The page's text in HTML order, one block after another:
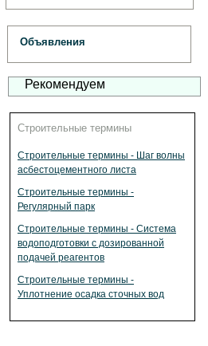
Объявления
Рекомендуем
Строительные термины
Строительные термины - Шаг волны
асбестоцементного листа
Строительные термины -
Регулярный парк
Строительные термины - Система
водоподготовки с дозированной
подачей реагентов
Строительные термины -
Уплотнение осадка сточных вод